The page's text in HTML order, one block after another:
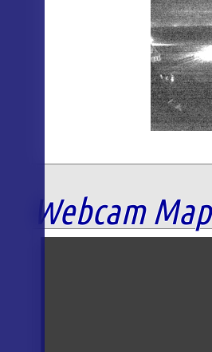
Webcam Map